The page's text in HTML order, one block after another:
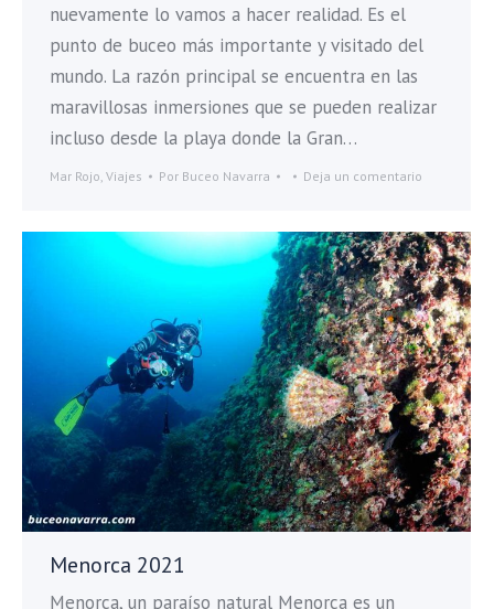
nuevamente lo vamos a hacer realidad. Es el
punto de buceo más importante y visitado del
mundo. La razón principal se encuentra en las
maravillosas inmersiones que se pueden realizar
incluso desde la playa donde la Gran…
Mar Rojo Viajes Por Buceo Navarra Deja un comentario
Menorca 2021
Menorca, un paraíso natural Menorca es un